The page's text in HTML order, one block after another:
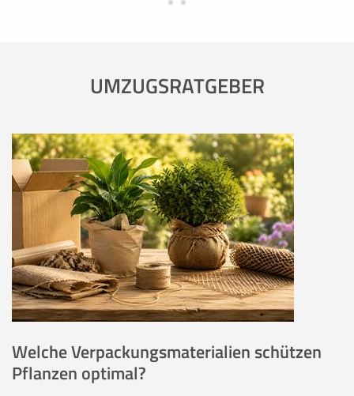
UMZUGSRATGEBER
Welche Verpackungsmaterialien schützen
Pflanzen optimal?